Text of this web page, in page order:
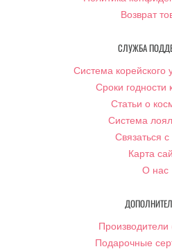
Возврат
СЛУЖБА
Система корейского
Сроки годности
Статьи о
Система
Связаться
Карта
О нас
Подарочные